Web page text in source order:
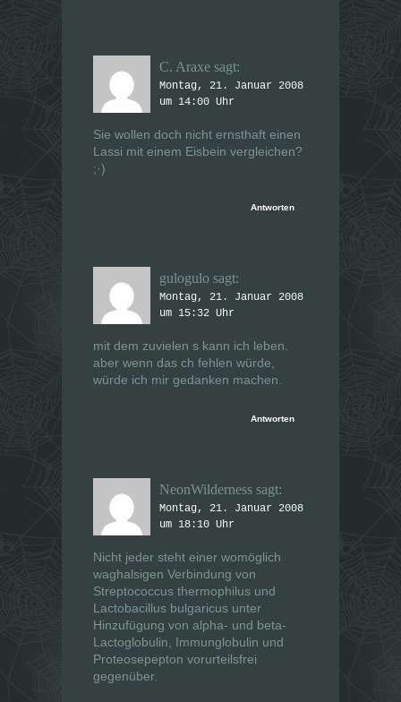
C. Araxe sagt:
Montag, 21. Januar 2008
um 14:00 Uhr
Sie wollen doch nicht ernsthaft einen
Lassi mit einem Eisbein vergleichen?
;·)
Antworten
gulogulo sagt:
Montag, 21. Januar 2008
um 15:32 Uhr
mit dem zuvielen s kann ich leben.
aber wenn das ch fehlen würde,
würde ich mir gedanken machen.
Antworten
NeonWilderness sagt:
Montag, 21. Januar 2008
um 18:10 Uhr
Nicht jeder steht einer womöglich
waghalsigen Verbindung von
Streptococcus thermophilus und
Lactobacillus bulgaricus unter
Hinzufügung von alpha- und beta-
Lactoglobulin, Immunglobulin und
Proteosepepton vorurteilsfrei
gegenüber.